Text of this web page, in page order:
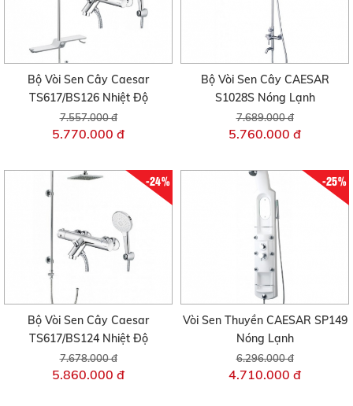
Bộ Vòi Sen Cây Caesar
TS617/BS126 Nhiệt Độ
7.557.000 đ
5.770.000 đ
Bộ Vòi Sen Cây CAESAR
S1028S Nóng Lạnh
7.689.000 đ
5.760.000 đ
-24%
Bộ Vòi Sen Cây Caesar
TS617/BS124 Nhiệt Độ
7.678.000 đ
5.860.000 đ
-25%
Vòi Sen Thuyền CAESAR SP149
Nóng Lạnh
6.296.000 đ
4.710.000 đ